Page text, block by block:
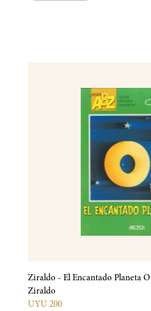
Ziraldo - El Encantado Planeta O
Ziraldo
UYU 200